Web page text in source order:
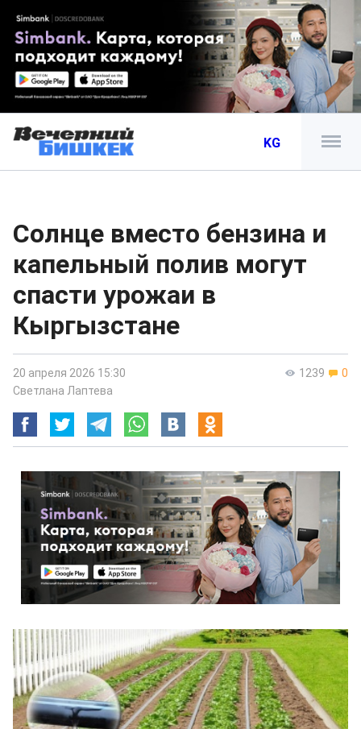
KG
Солнце вместо бензина и
капельный полив могут
спасти урожаи в
Кыргызстане
1239 0
20 апреля 2026 15:30
Светлана Лаптева